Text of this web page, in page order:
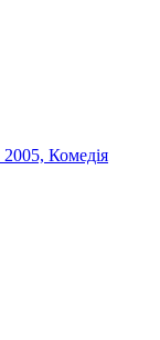
2005, Комедія